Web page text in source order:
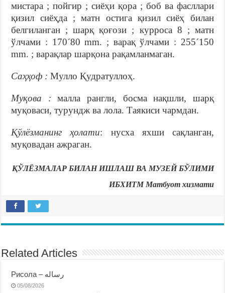
мистара ; пойгир ; сиёҳи қора ; боб ва фасллари
қизил сиёҳда ; матн остига қизил сиёҳ билан
белгиланган ; шарқ қоғози ; курроса 8 ; матн
ўлчами : 170´80 mm. ; варақ ўлчами : 255´150
mm. ; варақлар шарқона рақамланмаган.
Саҳҳоф : Мулло Қудратуллоҳ.
Муқова :малла рангли, босма нақшли, шарқ
муқоваси, турундж ва лола. Таякиси чармдан.
Қўлёзманинг ҳолати: нусха яхши сақланган,
муқовадан ажраган.
ҚЎЛЁЗМАЛАР БИЛАН ИШЛАШ ВА МУЗЕЙ БЎЛИМИ
ИБХИТМ Матбуот хизмати
Related Articles
Рисола – رساله
05/08/2026